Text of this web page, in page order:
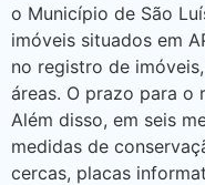
o Município de São
imóveis situados em
no registro de
áreas. O prazo para o
Além disso, em seis
medidas de
cercas, placas